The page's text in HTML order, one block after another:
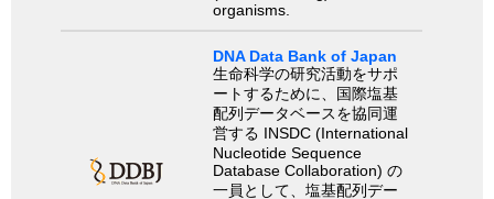
organisms.
DNA Data Bank of Japan
生命科学の研究活動をサポ
ートするために、国際塩基
配列データベースを協同運
営する INSDC (International
Nucleotide Sequence
Database Collaboration) の
一員として、塩基配列デー